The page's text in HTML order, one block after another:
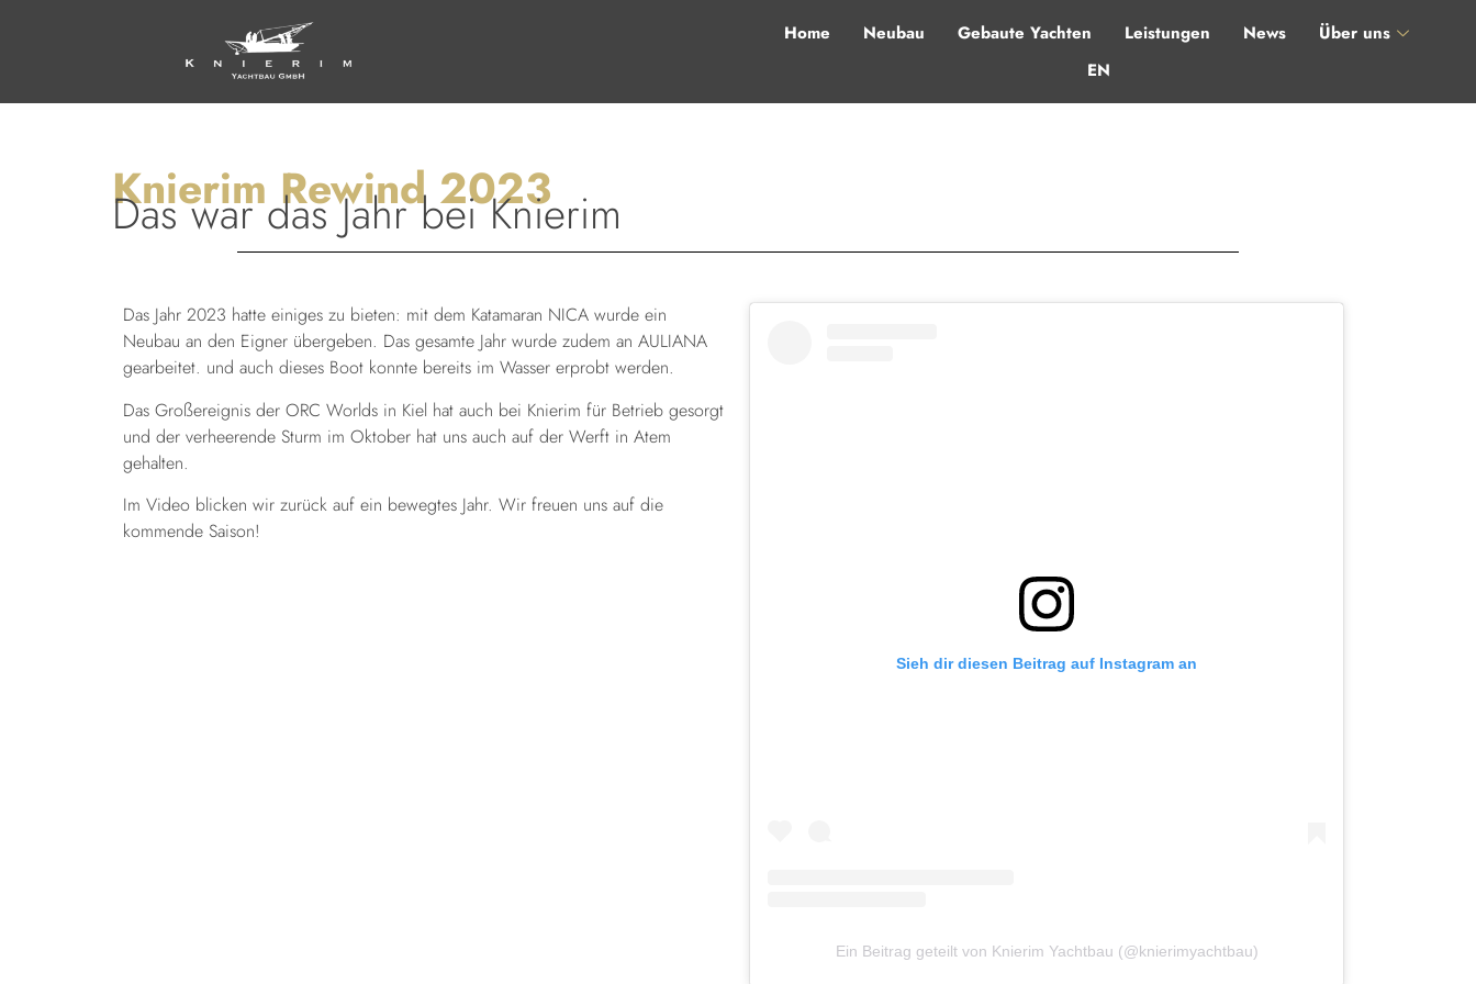
Home Neubau Gebaute Yachten Leistungen News
Über uns
EN
Knierim Rewind 2023
Das war das Jahr bei Knierim
Das Jahr 2023 hatte einiges zu bieten: mit dem Katamaran NICA wurde ein
Neubau an den Eigner übergeben. Das gesamte Jahr wurde zudem an AULIANA
gearbeitet. und auch dieses Boot konnte bereits im Wasser erprobt werden.
Das Großereignis der ORC Worlds in Kiel hat auch bei Knierim für Betrieb gesorgt
und der verheerende Sturm im Oktober hat uns auch auf der Werft in Atem
gehalten.
Im Video blicken wir zurück auf ein bewegtes Jahr. Wir freuen uns auf die
kommende Saison!
Sieh dir diesen Beitrag auf Instagram an
Ein Beitrag geteilt von Knierim Yachtbau (@knierimyachtbau)